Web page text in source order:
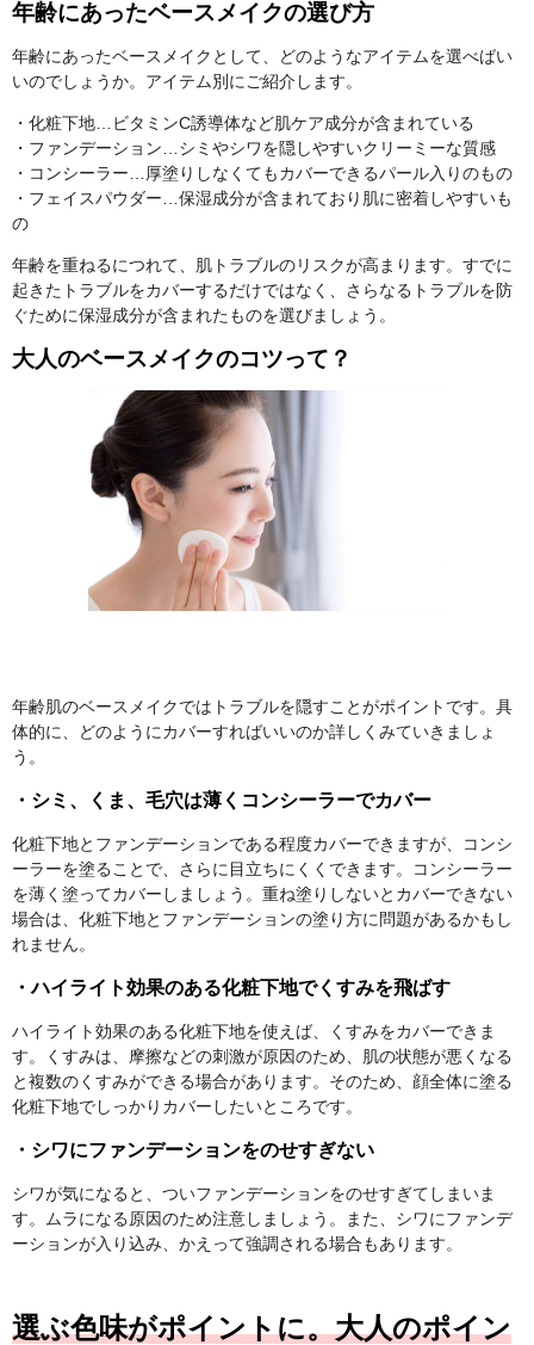
年齢にあったベースメイクの選び方
年齢にあったベースメイクとして、どのようなアイテムを選べばい
いのでしょうか。アイテム別にご紹介します。
・化粧下地…ビタミンC誘導体など肌ケア成分が含まれている
・ファンデーション…シミやシワを隠しやすいクリーミーな質感
・コンシーラー…厚塗りしなくてもカバーできるパール入りのもの
・フェイスパウダー…保湿成分が含まれており肌に密着しやすいも
の
年齢を重ねるにつれて、肌トラブルのリスクが高まります。すでに
起きたトラブルをカバーするだけではなく、さらなるトラブルを防
ぐために保湿成分が含まれたものを選びましょう。
大人のベースメイクのコツって？
年齢肌のベースメイクではトラブルを隠すことがポイントです。具
体的に、どのようにカバーすればいいのか詳しくみていきましょ
う。
・シミ、くま、毛穴は薄くコンシーラーでカバー
化粧下地とファンデーションである程度カバーできますが、コンシ
ーラーを塗ることで、さらに目立ちにくくできます。コンシーラー
を薄く塗ってカバーしましょう。重ね塗りしないとカバーできない
場合は、化粧下地とファンデーションの塗り方に問題があるかもし
れません。
・ハイライト効果のある化粧下地でくすみを飛ばす
ハイライト効果のある化粧下地を使えば、くすみをカバーできま
す。くすみは、摩擦などの刺激が原因のため、肌の状態が悪くなる
と複数のくすみができる場合があります。そのため、顔全体に塗る
化粧下地でしっかりカバーしたいところです。
・シワにファンデーションをのせすぎない
シワが気になると、ついファンデーションをのせすぎてしまいま
す。ムラになる原因のため注意しましょう。また、シワにファンデ
ーションが入り込み、かえって強調される場合もあります。
選ぶ色味がポイントに。大人のポイン